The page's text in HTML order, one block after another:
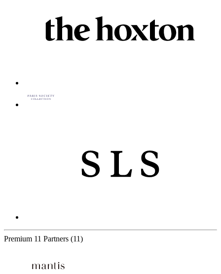
Premium 11 Partners (11)